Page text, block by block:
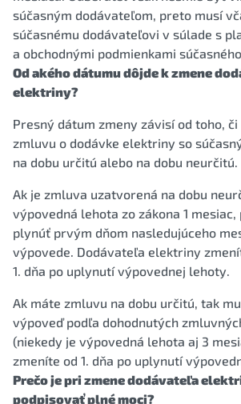
súčasným dodávateľom, preto musí
súčasnému dodávateľovi v súlade s
a obchodnými podmienkami
Od akého dátumu dôjde k zmene
elektriny?
Presný dátum zmeny závisí od toho,
zmluvu o dodávke elektriny so
na dobu určitú alebo na dobu neurčitú.
Ak je zmluva uzatvorená na dobu
výpovedná lehota zo zákona 1 mesiac,
plynúť prvým dňom nasledujúceho
výpovede. Dodávateľa elektriny
1. dňa po uplynutí výpovednej lehoty.
Ak máte zmluvu na dobu určitú, tak
výpoveď podľa dohodnutých
(niekedy je výpovedná lehota aj 3
zmeníte od 1. dňa po uplynutí
Prečo je pri zmene dodávateľa
podpisovať plné moci?